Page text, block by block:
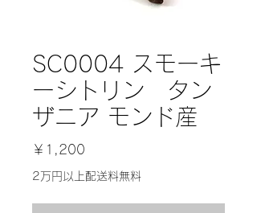
SC0004 スモーキ
ーシトリン タン
ザニア モンド産
￥1,200
格
2万円以上配送料無料